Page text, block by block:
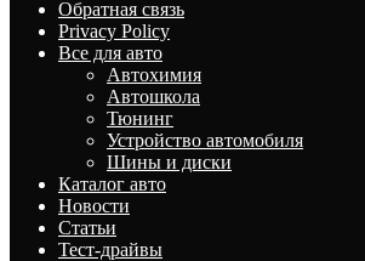
Обратная связь
Privacy Policy
Все для авто
Автохимия
Автошкола
Тюнинг
Устройство автомобиля
Шины и диски
Каталог авто
Новости
Статьи
Тест-драйвы